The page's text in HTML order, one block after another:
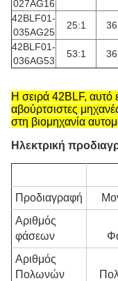
027AG16
42BLF01-
035AG25
25:1
42BLF01-
036AG53
53:1
Η σειρά 42BLF, αυτό
αβούρτσιστες
στη βιομηχανία
Ηλεκτρική
Προδιαγραφή
Αριθμός
φάσεων
Αριθμός
Πολωνών